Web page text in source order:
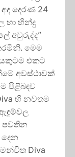
දෙරණ 24
හා හින්දු
අවුරුද්ද”
මෙම
එකට
අවස්ථාවක්
පිළිබඳව
හි නවතම
පවතින
Diva